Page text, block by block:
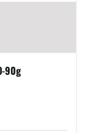
90g